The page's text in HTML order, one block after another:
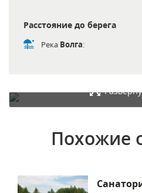
Расстояние до берега
Река Волга:
Похожие